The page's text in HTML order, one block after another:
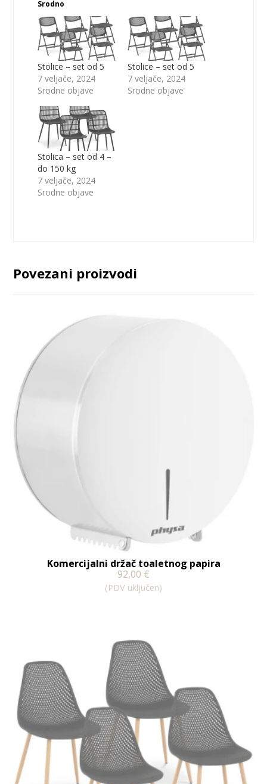
Srodno
Stolice – set od 5
7 veljače, 2024
Srodne objave
Stolice – set od 5
7 veljače, 2024
Srodne objave
Stolica – set od 4 –
do 150 kg
7 veljače, 2024
Srodne objave
Povezani proizvodi
Komercijalni držač toaletnog papira
92,00 €
(PDV uključen)